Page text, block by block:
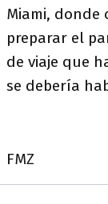
Miami, donde
preparar el
de viaje que
se debería
FMZ